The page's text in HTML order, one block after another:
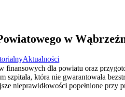
w
Aktualności
dla powiatu oraz
szpitala, która nie gwarantowała
nieprawidłowości popełnione przy